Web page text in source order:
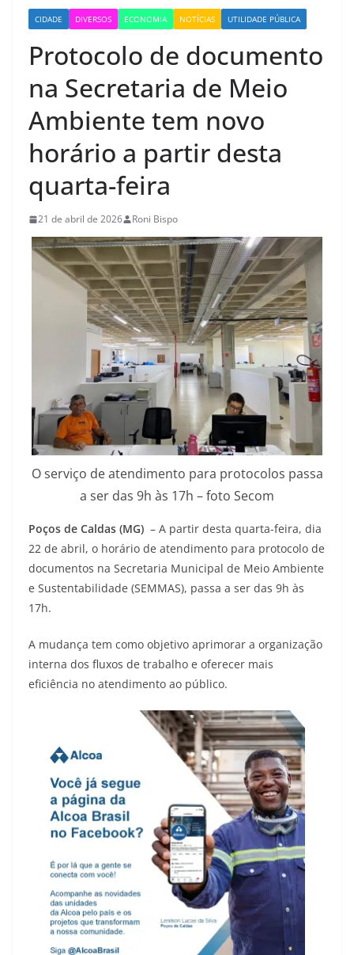
CIDADE DIVERSOS ECONOMIA NOTÍCIAS UTILIDADE PÚBLICA
Protocolo de documento
na Secretaria de Meio
Ambiente tem novo
horário a partir desta
quarta-feira
21 de abril de 2026 Roni Bispo
O serviço de atendimento para protocolos passa
a ser das 9h às 17h – foto Secom
Poços de Caldas (MG) – A partir desta quarta-feira, dia
22 de abril, o horário de atendimento para protocolo de
documentos na Secretaria Municipal de Meio Ambiente
e Sustentabilidade (SEMMAS), passa a ser das 9h às
17h.
A mudança tem como objetivo aprimorar a organização
interna dos fluxos de trabalho e oferecer mais
eficiência no atendimento ao público.